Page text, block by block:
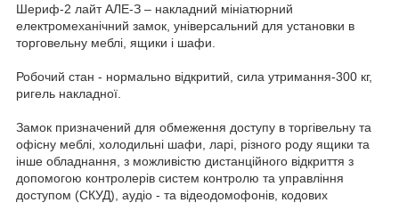
Шериф-2 лайт АЛЕ-З – накладний мініатюрний
електромеханічний замок, універсальний для установки в
торговельну меблі, ящики і шафи.
Робочий стан - нормально відкритий, сила утримання-300 кг,
ригель накладної.
Замок призначений для обмеження доступу в торгівельну та
офісну меблі, холодильні шафи, ларі, різного роду ящики та
інше обладнання, з можливістю дистанційного відкриття з
допомогою контролерів систем контролю та управління
доступом (СКУД), аудіо - та відеодомофонів, кодових